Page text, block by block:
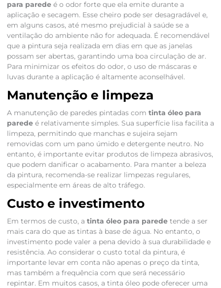
para paredeé o odor forte que ela emite durante a
aplicação e secagem. Esse cheiro pode ser desagradável e,
em alguns casos, até mesmo prejudicial à saúde se a
ventilação do ambiente não for adequada. É recomendável
que a pintura seja realizada em dias em que as janelas
possam ser abertas, garantindo uma boa circulação de ar.
Para minimizar os efeitos do odor, o uso de máscaras e
luvas durante a aplicação é altamente aconselhável.
Manutenção e limpeza
A manutenção de paredes pintadas com tinta óleo para
paredeé relativamente simples. Sua superfície lisa facilita a
limpeza, permitindo que manchas e sujeira sejam
removidas com um pano úmido e detergente neutro. No
entanto, é importante evitar produtos de limpeza abrasivos,
que podem danificar o acabamento. Para manter a beleza
da pintura, recomenda-se realizar limpezas regulares,
especialmente em áreas de alto tráfego.
Custo e investimento
Em termos de custo, a tinta óleo para paredetende a ser
mais cara do que as tintas à base de água. No entanto, o
investimento pode valer a pena devido à sua durabilidade e
resistência. Ao considerar o custo total da pintura, é
importante levar em conta não apenas o preço da tinta,
mas também a frequência com que será necessário
repintar. Em muitos casos, a tinta óleo pode oferecer uma